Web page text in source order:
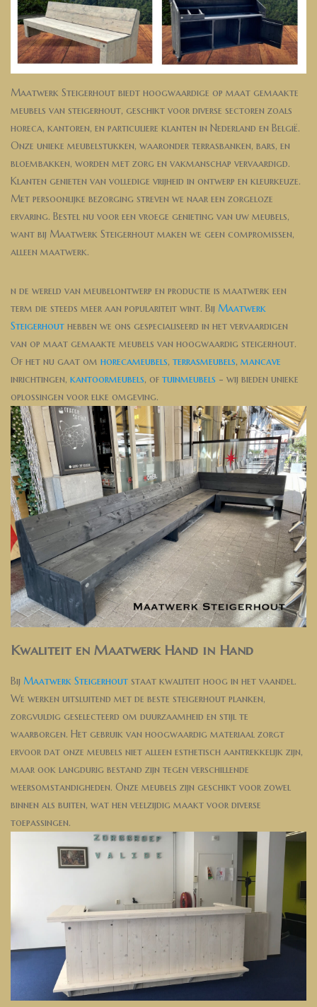
Maatwerk Steigerhout biedt hoogwaardige op maat gemaakte
meubels van steigerhout, geschikt voor diverse sectoren zoals
horeca, kantoren, en particuliere klanten in Nederland en België.
Onze unieke meubelstukken, waaronder terrasbanken, bars, en
bloembakken, worden met zorg en vakmanschap vervaardigd.
Klanten genieten van volledige vrijheid in ontwerp en kleurkeuze.
Met persoonlijke bezorging streven we naar een zorgeloze
ervaring. Bestel nu voor een vroege genieting van uw meubels,
want bij Maatwerk Steigerhout maken we geen compromissen,
alleen maatwerk.
n de wereld van meubelontwerp en productie is maatwerk een
term die steeds meer aan populariteit wint. Bij Maatwerk
Steigerhout hebben we ons gespecialiseerd in het vervaardigen
van op maat gemaakte meubels van hoogwaardig steigerhout.
Of het nu gaat om horecameubels, terrasmeubels, mancave
inrichtingen, kantoormeubels, of tuinmeubels - wij bieden unieke
oplossingen voor elke omgeving.
Kwaliteit en Maatwerk Hand in Hand
Bij Maatwerk Steigerhout staat kwaliteit hoog in het vaandel.
We werken uitsluitend met de beste steigerhout planken,
zorgvuldig geselecteerd om duurzaamheid en stijl te
waarborgen. Het gebruik van hoogwaardig materiaal zorgt
ervoor dat onze meubels niet alleen esthetisch aantrekkelijk zijn,
maar ook langdurig bestand zijn tegen verschillende
weersomstandigheden. Onze meubels zijn geschikt voor zowel
binnen als buiten, wat hen veelzijdig maakt voor diverse
toepassingen.